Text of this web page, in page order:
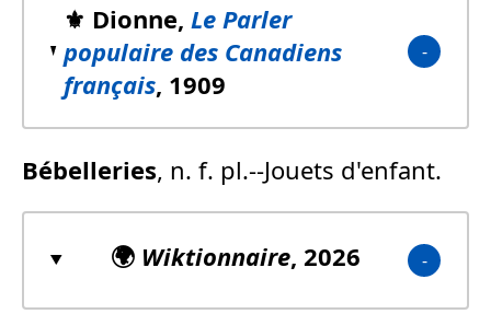
⚜️ Dionne, Le Parler
populaire des Canadiens
français, 1909
Bébelleries, n. f. pl.--Jouets d'enfant.
🌍 Wiktionnaire, 2026